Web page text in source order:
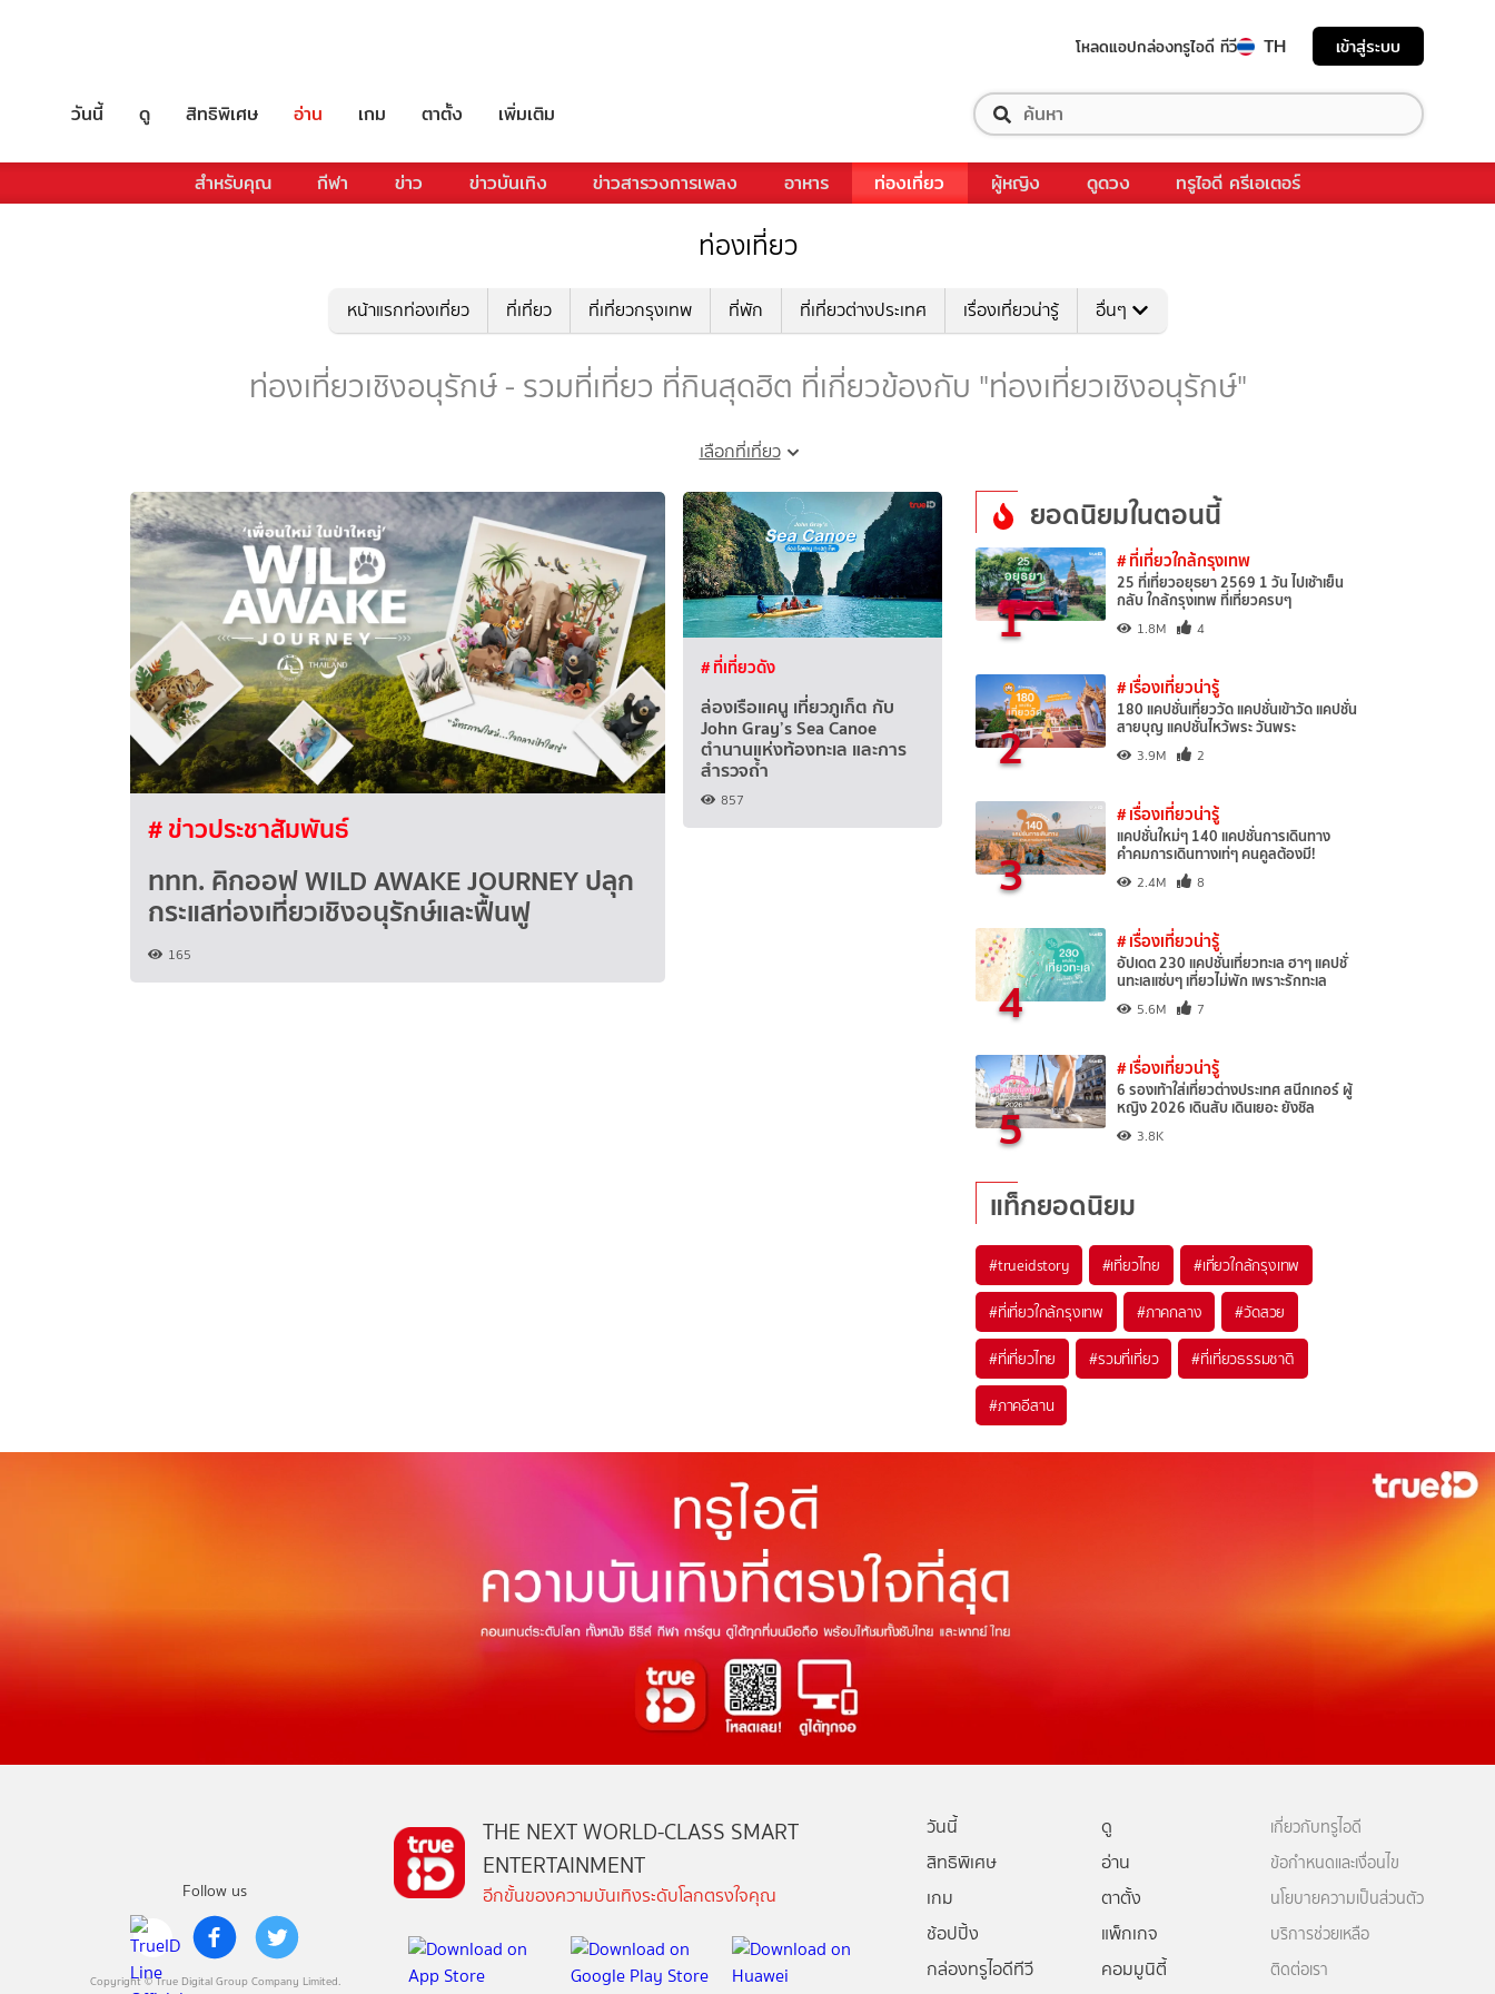
โหลดแอปกล่องทรูไอดี ทีวี TH เข้าสู่ระบบ
วันนี้ ดู สิทธิพิเศษ อ่าน เกม ตาตั้ง เพิ่มเติม
สำหรับคุณ กีฬา ข่าว ข่าวบันเทิง ข่าวสารวงการเพลง อาหาร ท่องเที่ยว ผู้หญิง ดูดวง ทรูไอดี ครีเอเตอร์
ท่องเที่ยว
หน้าแรกท่องเที่ยว ที่เที่ยว ที่เที่ยวกรุงเทพ ที่พัก ที่เที่ยวต่างประเทศ เรื่องเที่ยวน่ารู้ อื่นๆ
ท่องเที่ยวเชิงอนุรักษ์ - รวมที่เที่ยว ที่กินสุดฮิต ที่เกี่ยวข้องกับ "ท่องเที่ยวเชิงอนุรักษ์"
เลือกที่เที่ยว
# ข่าวประชาสัมพันธ์
ททท. คิกออฟ WILD AWAKE JOURNEY ปลุก
กระแสท่องเที่ยวเชิงอนุรักษ์และฟื้นฟู
165
# ที่เที่ยวดัง
ล่องเรือแคนู เที่ยวภูเก็ต กับ
John Gray’s Sea Canoe
ตำนานแห่งท้องทะเล และการ
สำรวจถ้ำ
857
ยอดนิยมในตอนนี้
1
# ที่เที่ยวใกล้กรุงเทพ
25 ที่เที่ยวอยุธยา 2569 1 วัน ไปเช้าเย็น
กลับ ใกล้กรุงเทพ ที่เที่ยวครบๆ
1.8M 4
2
# เรื่องเที่ยวน่ารู้
180 แคปชั่นเที่ยววัด แคปชั่นเข้าวัด แคปชั่น
สายบุญ แคปชั่นไหว้พระ วันพระ
3.9M 2
3
# เรื่องเที่ยวน่ารู้
แคปชั่นใหม่ๆ 140 แคปชั่นการเดินทาง
คำคมการเดินทางเท่ๆ คนคูลต้องมี!
2.4M 8
4
# เรื่องเที่ยวน่ารู้
อัปเดต 230 แคปชั่นเที่ยวทะเล ฮาๆ แคปชั่
นทะเลแซ่บๆ เที่ยวไม่พัก เพราะรักทะเล
5.6M 7
5
# เรื่องเที่ยวน่ารู้
6 รองเท้าใส่เที่ยวต่างประเทศ สนีกเกอร์ ผู้
หญิง 2026 เดินสับ เดินเยอะ ยังชิล
3.8K
แท็กยอดนิยม
#trueidstory #เที่ยวไทย #เที่ยวใกล้กรุงเทพ
#ที่เที่ยวใกล้กรุงเทพ #ภาคกลาง #วัดสวย
#ที่เที่ยวไทย #รวมที่เที่ยว #ที่เที่ยวธรรมชาติ
#ภาคอีสาน
Follow us
Copyright © True Digital Group Company Limited.
THE NEXT WORLD-CLASS SMART
ENTERTAINMENT
อีกขั้นของความบันเทิงระดับโลกตรงใจคุณ
วันนี้
ดู
สิทธิพิเศษ
อ่าน
เกม
ตาตั้ง
ช้อปปิ้ง
แพ็กเกจ
กล่องทรูไอดีทีวี
คอมมูนิตี้
เกี่ยวกับทรูไอดี
ข้อกำหนดและเงื่อนไข
นโยบายความเป็นส่วนตัว
บริการช่วยเหลือ
ติดต่อเรา